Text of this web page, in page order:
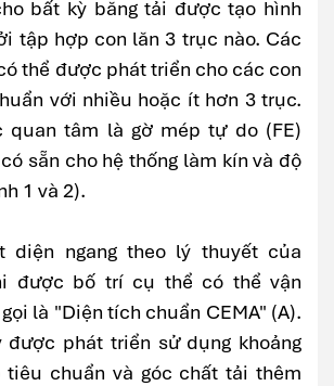
bất kỳ băng tải được tạo hình
tập hợp con lăn 3 trục nào. Các
thể được phát triển cho các con
với nhiều hoặc ít hơn 3 trục.
quan tâm là gờ mép tự do (FE)
sẵn cho hệ thống làm kín và độ
1 và 2).
diện ngang theo lý thuyết của
được bố trí cụ thể có thể vận
là "Diện tích chuẩn CEMA" (A).
được phát triển sử dụng khoảng
tiêu chuẩn và góc chất tải thêm